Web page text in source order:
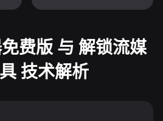
费版 与 解锁流媒
技术解析